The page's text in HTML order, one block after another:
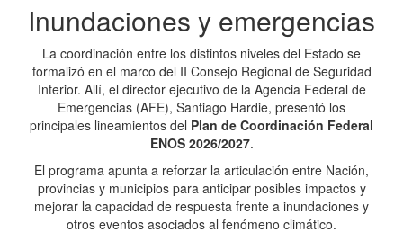
Inundaciones y emergencias
La coordinación entre los distintos niveles del Estado se
formalizó en el marco del II Consejo Regional de Seguridad
Interior. Allí, el director ejecutivo de la Agencia Federal de
Emergencias (AFE), Santiago Hardie, presentó los
principales lineamientos del Plan de Coordinación Federal
ENOS 2026/2027.
El programa apunta a reforzar la articulación entre Nación,
provincias y municipios para anticipar posibles impactos y
mejorar la capacidad de respuesta frente a inundaciones y
otros eventos asociados al fenómeno climático.